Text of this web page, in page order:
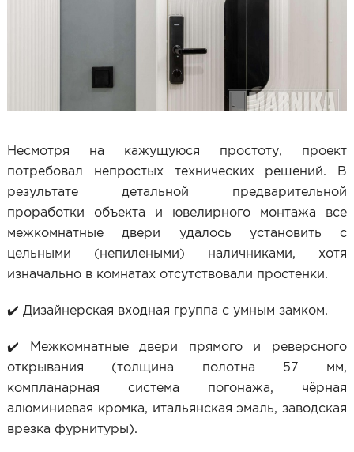
Несмотря на кажущуюся простоту, проект
потребовал непростых технических решений. В
результате детальной предварительной
проработки объекта и ювелирного монтажа все
межкомнатные двери удалось установить с
цельными (непилеными) наличниками, хотя
изначально в комнатах отсутствовали простенки.
✔️ Дизайнерская входная группа с умным замком.
✔️ Межкомнатные двери прямого и реверсного
открывания (толщина полотна 57 мм,
компланарная система погонажа, чёрная
алюминиевая кромка, итальянская эмаль, заводская
врезка фурнитуры).